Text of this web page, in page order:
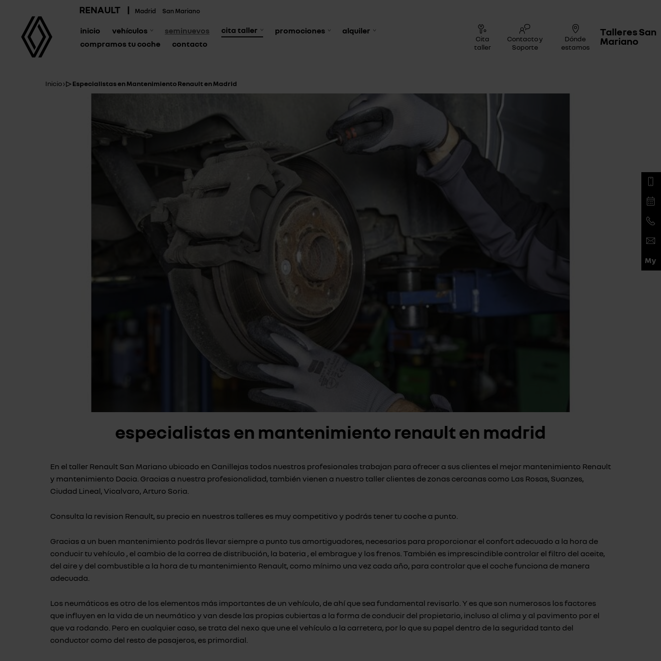
RENAULT | Madrid San Mariano
inicio vehículos seminuevos cita taller promociones
alquiler
compramos tu coche
contacto
Cita
taller
Contacto y
Soporte
Dónde
estamos
Talleres San
Mariano
Inicio›▷ Especialistas en Mantenimiento Renault en Madrid
especialistas en mantenimiento renault en madrid
En el taller Renault San Mariano ubicado en Canillejas todos nuestros profesionales trabajan para ofrecer a sus clientes el mejor mantenimiento Renault
y mantenimiento Dacia. Gracias a nuestra profesionalidad, también vienen a nuestro taller clientes de zonas cercanas como Las Rosas, Suanzes,
Ciudad Lineal, Vicalvaro, Arturo Soria.
Consulta la revision Renault, su precio en nuestros talleres es muy competitivo y podrás tener tu coche a punto.
Gracias a un buen mantenimiento podrás llevar siempre a punto tus amortiguadores, necesarios para proporcionar el confort adecuado a la hora de
conducir tu vehículo , el cambio de la correa de distribución, la bateria , el embraguey los frenos. También es imprescindible controlar el filtro del aceite,
del aire y del combustible a la hora de tu mantenimiento Renault, como mínimo una vez cada año, para controlar que el coche funciona de manera
adecuada.
Los neumáticos es otro de los elementos más importantes de un vehículo, de ahí que sea fundamental revisarlo. Y es que son numerosos los factores
que influyen en la vida de un neumático y van desde las propias cubiertas a la forma de conducir del propietario, incluso al clima y al pavimento por el
que va rodando. Pero en cualquier caso, se trata del nexo que une el vehículo a la carretera, por lo que su papel dentro de la seguridad tanto del
conductor como del resto de pasajeros, es primordial.